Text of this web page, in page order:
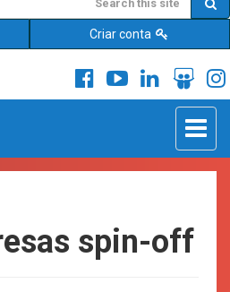
Criar conta
Toggle
spin-off